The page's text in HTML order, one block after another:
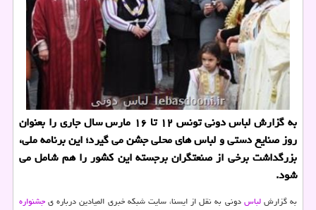
به گزارش لباس دونی تونس ۱۲ تا ۱۶ مارس سال جاری را بعنوان
روز صنایع دستی و لباس های محلی جشن می گیرد؛ این برنامه ملی،
بزرگداشت برخی از صنعتگران برجسته این كشور را هم شامل می
شود.
به گزارشلباسدونی به نقل از ایسنا، سایت شبكه خبری المیادین درباره یجشنواره